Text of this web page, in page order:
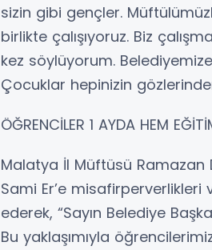
sizin gibi gençler.
birlikte çalışıyoruz. Biz
kez söylüyorum.
Çocuklar hepinizin
ÖĞRENCİLER 1 AYDA HEM
Malatya İl Müftüsü Ramazan
Sami Er’e
ederek, “Sayın Belediye
Bu yaklaşımıyla